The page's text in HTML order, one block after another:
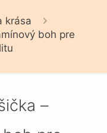
krása
boh pre
–